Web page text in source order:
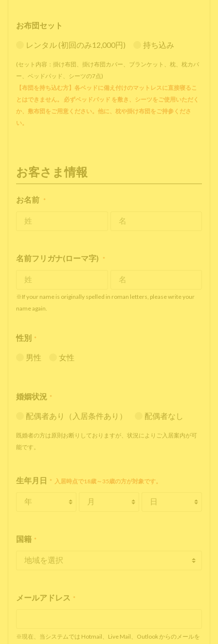
お布団セット
レンタル (初回のみ12,000円) 持ち込み
(セット内容：掛け布団、掛け布団カバー、ブランケット、枕、枕カバ
ー、ベッドパッド、シーツの7点)
【布団を持ち込む方】各ベッドに備え付けのマットレスに直接寝るこ
とはできません。 必ずベッドパッド を敷き、シーツをご使用いただく
か、敷布団をご用意ください。他に、枕や掛け布団をご持参くださ
い。
お客さま情報
お名前 *
名前フリガナ(ローマ字) *
※If your name is originally spelled in roman letters, please write your
name again.
性別 *
男性 女性
婚姻状況 *
配偶者あり（入居条件あり） 配偶者なし
既婚者の方は原則お断りしておりますが、状況によりご入居案内が可
能です。
生年月日 * 入居時点で18歳～35歳の方が対象です。
国籍 *
メールアドレス *
※現在、当システムでは Hotmail、Live Mail、Outlook からのメールを